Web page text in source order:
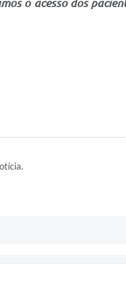
o acesso dos